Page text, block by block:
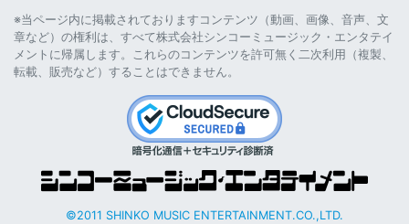
※当ページ内に掲載されておりますコンテンツ（動画、画像、音声、文
章など）の権利は、すべて株式会社シンコーミュージック・エンタテイ
メントに帰属します。これらのコンテンツを許可無く二次利用（複製、
転載、販売など）することはできません。
©2011 SHINKO MUSIC ENTERTAINMENT.CO.,LTD.